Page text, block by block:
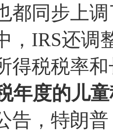
都同步上
，IRS还调
得税税率
年度的儿
告，特朗